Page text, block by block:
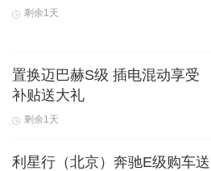
剩余1天
置换迈巴赫S级 插电混动享受
补贴送大礼
剩余1天
利星行（北京）奔驰E级购车送